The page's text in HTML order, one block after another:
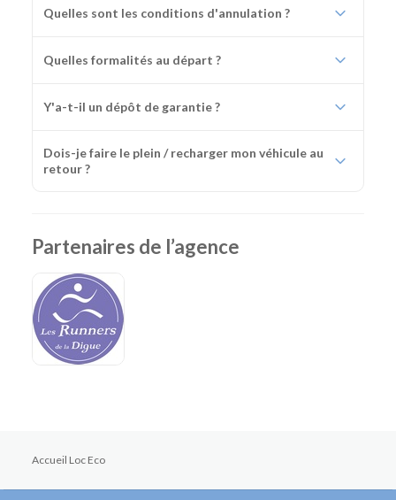
Quelles sont les conditions d'annulation ?
Quelles formalités au départ ?
Y'a-t-il un dépôt de garantie ?
Dois-je faire le plein / recharger mon véhicule au
retour ?
Partenaires de l’agence
Accueil Loc Eco